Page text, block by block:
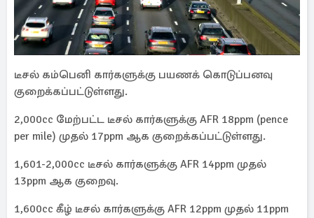
டீசல் கம்பெனி கார்களுக்கு பயணக் கொடுப்பனவு
குறைக்கப்பட்டுள்ளது.
2,000cc மேற்பட்ட டீசல் கார்களுக்கு AFR 18ppm (pence
per mile) முதல் 17ppm ஆக குறைக்கப்பட்டுள்ளது.
1,601-2,000cc டீசல் கார்களுக்கு AFR 14ppm முதல்
13ppm ஆக குறைவு.
1,600cc கீழ் டீசல் கார்களுக்கு AFR 12ppm முதல் 11ppm